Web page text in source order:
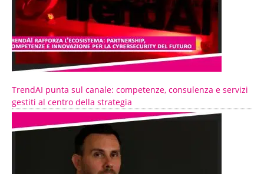
TrendAI punta sul canale: competenze, consulenza e servizi
gestiti al centro della strategia